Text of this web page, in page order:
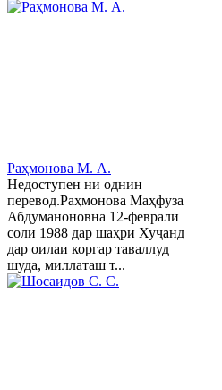
Раҳмонова М. А.
Недоступен ни однин
перевод.Раҳмонова Маҳфуза
Абдуманоновна 12-феврали
соли 1988 дар шаҳри Хуҷанд
дар оилаи коргар таваллуд
шуда, миллаташ т...